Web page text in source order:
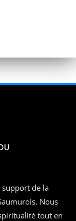
support de la
Nous
tout en